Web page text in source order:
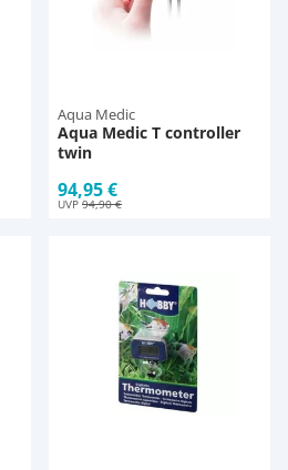
Aqua Medic
Aqua Medic T controller
twin
94,95 €
UVP94,90 €